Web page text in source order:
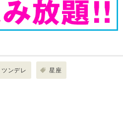
ツンデレ 星座